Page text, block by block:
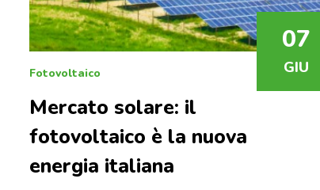
07
GIU
Fotovoltaico
Mercato solare: il
fotovoltaico è la nuova
energia italiana